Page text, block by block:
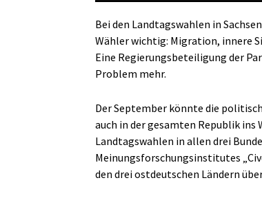
Bei den Landtagswahlen in
Wähler wichtig: Migration, innere
Eine Regierungsbeteiligung der
Problem mehr.
Der September könnte die
auch in der gesamten Republik ins
Landtagswahlen in allen drei
Meinungsforschungsinstitutes
den drei ostdeutschen Ländern